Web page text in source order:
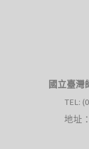
國立臺灣
TEL:
地址